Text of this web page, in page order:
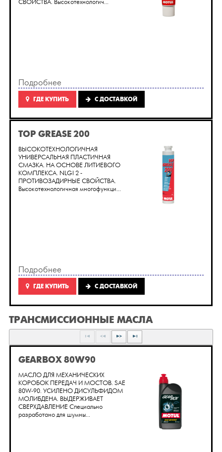
СВОЙСТВА. Высокотехнологич...
Подробнее
ГДЕ КУПИТЬ C ДОСТАВКОЙ
TOP GREASE 200
ВЫСОКОТЕХНОЛОГИЧНАЯ
УНИВЕРСАЛЬНАЯ ПЛАСТИЧНАЯ
СМАЗКА. НА ОСНОВЕ ЛИТИЕВОГО
КОМПЛЕКСА. NLGI 2 -
ПРОТИВОЗАДИРНЫЕ СВОЙСТВА.
Высокотехнологичная многофункци...
Подробнее
ГДЕ КУПИТЬ C ДОСТАВКОЙ
ТРАНСМИССИОННЫЕ МАСЛА
GEARBOX 80W90
МАСЛО ДЛЯ МЕХАНИЧЕСКИХ
КОРОБОК ПЕРЕДАЧ И МОСТОВ. SAE
80W-90. УСИЛЕНО ДИСУЛЬФИДОМ
МОЛИБДЕНА. ВЫДЕРЖИВАЕТ
СВЕРХДАВЛЕНИЕ Специально
разработано для шумны...